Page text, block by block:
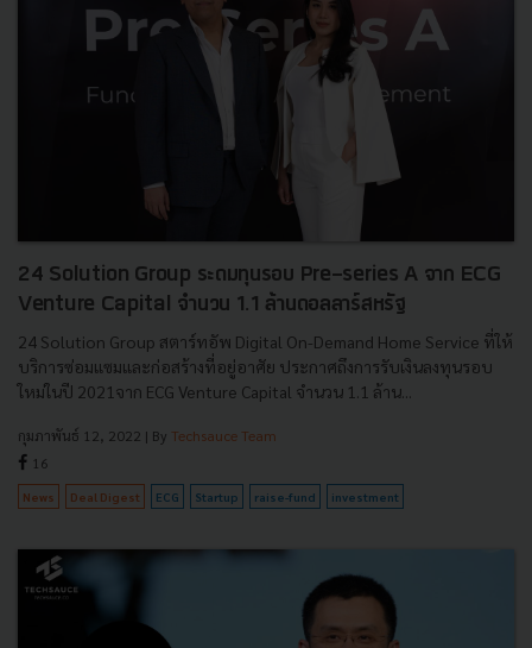
24 Solution Group ระดมทุนรอบ Pre-series A จาก ECG
Venture Capital จำนวน 1.1 ล้านดอลลาร์สหรัฐ
24 Solution Group สตาร์ทอัพ Digital On-Demand Home Service ที่ให้
บริการซ่อมแซมและก่อสร้างที่อยู่อาศัย ประกาศถึงการรับเงินลงทุนรอบ
ใหม่ในปี 2021จาก ECG Venture Capital จำนวน 1.1 ล้าน...
กุมภาพันธ์ 12, 2022 | By Techsauce Team
16
News Deal Digest ECG Startup raise-fund investment